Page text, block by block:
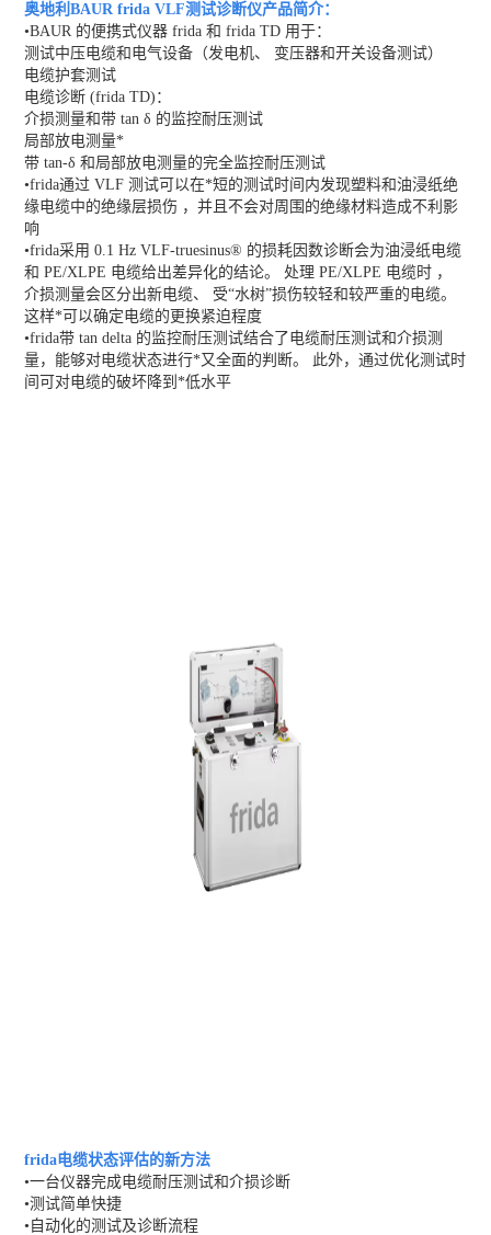
奥地利BAUR frida VLF测试诊断仪产品简介：
•BAUR 的便携式仪器 frida 和 frida TD 用于：
测试中压电缆和电气设备（发电机、 变压器和开关设备测试）
电缆护套测试
电缆诊断 (frida TD)：
介损测量和带 tan δ 的监控耐压测试
局部放电测量*
带 tan-δ 和局部放电测量的完全监控耐压测试
•frida通过 VLF 测试可以在*短的测试时间内发现塑料和油浸纸绝
缘电缆中的绝缘层损伤 ，并且不会对周围的绝缘材料造成不利影
响
•frida采用 0.1 Hz VLF-truesinus® 的损耗因数诊断会为油浸纸电缆
和 PE/XLPE 电缆给出差异化的结论。 处理 PE/XLPE 电缆时 ，
介损测量会区分出新电缆、 受“水树”损伤较轻和较严重的电缆。
这样*可以确定电缆的更换紧迫程度
•frida带 tan delta 的监控耐压测试结合了电缆耐压测试和介损测
量，能够对电缆状态进行*又全面的判断。 此外，通过优化测试时
间可对电缆的破坏降到*低水平
frida电缆状态评估的新方法
•一台仪器完成电缆耐压测试和介损诊断
•测试简单快捷
•自动化的测试及诊断流程